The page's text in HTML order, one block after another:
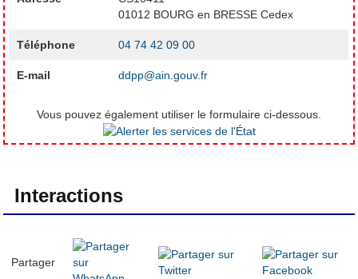
01012 BOURG en BRESSE Cedex
Téléphone 04 74 42 09 00
E-mail ddpp@ain.gouv.fr
Vous pouvez également utiliser le formulaire ci-dessous.
Interactions
Partager